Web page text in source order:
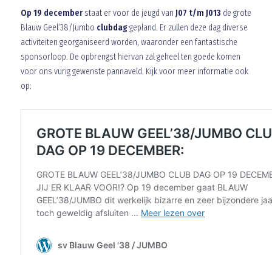
Op 19 decemberstaat er voor de jeugd van J07 t/m J013 de grote
Blauw Geel’38/Jumbo clubdaggepland. Er zullen deze dag diverse
activiteiten georganiseerd worden, waaronder een fantastische
sponsorloop. De opbrengst hiervan zal geheel ten goede komen
voor ons vurig gewenste pannaveld. Kijk voor meer informatie ook
op: